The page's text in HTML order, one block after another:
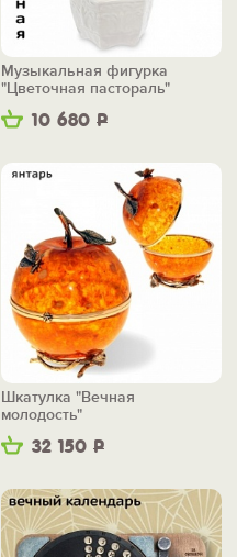
10 680 Р
Музыкальная фигурка
"Цветочная пастораль"
32 150 Р
Шкатулка "Вечная
молодость"